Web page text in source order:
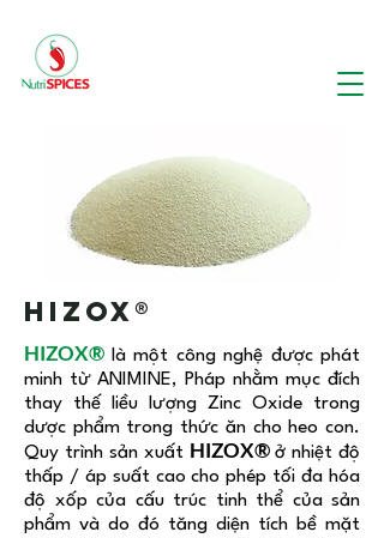
HIZOX®
HIZOX® là một công nghệ được phát
minh từ ANIMINE, Pháp nhằm mục đích
thay thế liều lượng Zinc Oxide trong
dược phẩm trong thức ăn cho heo con.
Quy trình sản xuất HIZOX® ở nhiệt độ
thấp / áp suất cao cho phép tối đa hóa
độ xốp của cấu trúc tinh thể của sản
phẩm và do đó tăng diện tích bề mặt